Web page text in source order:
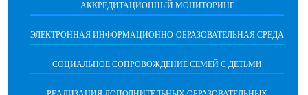
АККРЕДИТАЦИОННЫЙ МОНИТОРИНГ
ЭЛЕКТРОННАЯ ИНФОРМАЦИОННО-ОБРАЗОВАТЕЛЬНАЯ СРЕДА
СОЦИАЛЬНОЕ СОПРОВОЖДЕНИЕ СЕМЕЙ С ДЕТЬМИ